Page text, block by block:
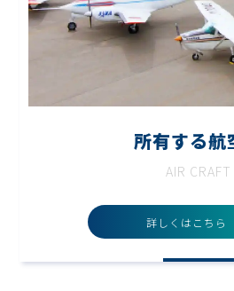
所有する航
AIR CRAFT
詳しくはこちら